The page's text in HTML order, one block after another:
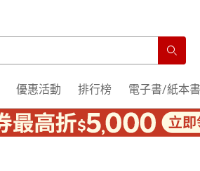
優惠活動 排行榜 電子書/紙本書